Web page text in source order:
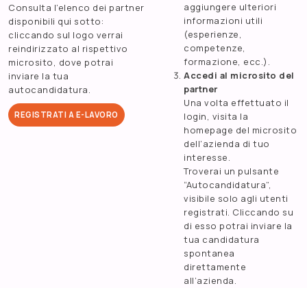
Consulta l’elenco dei partner
disponibili qui sotto:
cliccando sul logo verrai
reindirizzato al rispettivo
microsito, dove potrai
inviare la tua
autocandidatura.
REGISTRATI A E-LAVORO
aggiungere ulteriori
informazioni utili
(esperienze,
competenze,
formazione, ecc.).
Accedi al microsito del
partner
Una volta effettuato il
login, visita la
homepage del microsito
dell’azienda di tuo
interesse.
Troverai un pulsante
“Autocandidatura”,
visibile solo agli utenti
registrati. Cliccando su
di esso potrai inviare la
tua candidatura
spontanea
direttamente
all’azienda.